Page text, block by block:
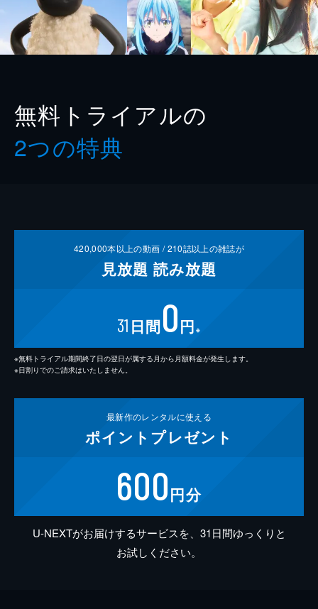
無料トライアルの
2つの特典
420,000本以上の動画 /210誌以上の雑誌が
見放題 読み放題
31 日間0円 ※
※無料トライアル期間終了日の翌日が属する月から月額料金が発生します。
※日割りでのご請求はいたしません。
最新作のレンタルに使える
ポイント プレゼント
600円分
U-NEXTがお届けするサービスを、31日間ゆっくりと
お試しください。